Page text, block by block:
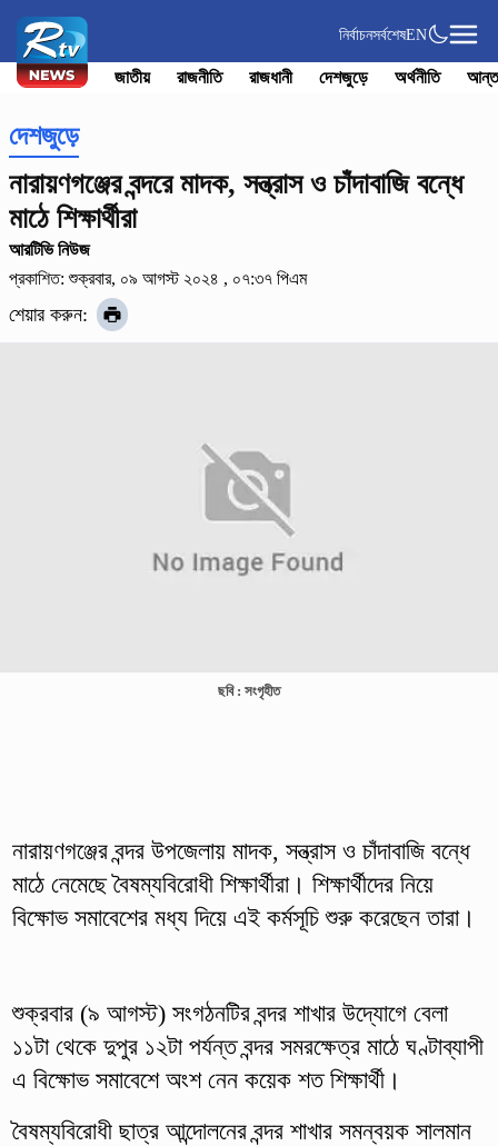
নির্বাচনসর্বশেষEN
জাতীয় রাজনীতি রাজধানী দেশজুড়ে অর্থনীতি
দেশজুড়ে
নারায়ণগঞ্জের বন্দরে মাদক, সন্ত্রাস ও চাঁদাবাজি বন্ধে
মাঠে শিক্ষার্থীরা
আরটিভি নিউজ
প্রকাশিত: শুক্রবার, ০৯ আগস্ট ২০২৪ , ০৭:৩৭ পিএম
শেয়ার করুন:
ছবি : সংগৃহীত
নারায়ণগঞ্জের বন্দর উপজেলায় মাদক, সন্ত্রাস ও চাঁদাবাজি বন্ধে
মাঠে নেমেছে বৈষম্যবিরোধী শিক্ষার্থীরা। শিক্ষার্থীদের নিয়ে
বিক্ষোভ সমাবেশের মধ্য দিয়ে এই কর্মসূচি শুরু করেছেন তারা।
শুক্রবার (৯ আগস্ট) সংগঠনটির বন্দর শাখার উদ্যোগে বেলা
১১টা থেকে দুপুর ১২টা পর্যন্ত বন্দর সমরক্ষেত্র মাঠে ঘণ্টাব্যাপী
এ বিক্ষোভ সমাবেশে অংশ নেন কয়েক শত শিক্ষার্থী।
বৈষম্যবিরোধী ছাত্র আন্দোলনের বন্দর শাখার সমন্বয়ক সালমান